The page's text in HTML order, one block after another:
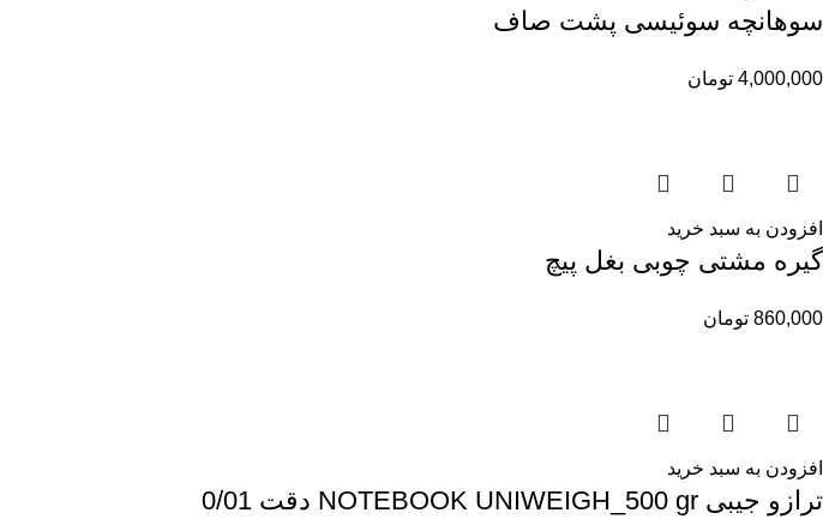
سوهانچه سوئیسی پشت صاف
4,000,000 تومان
افزودن به سبد خرید
گیره مشتی چوبی بغل پیچ
860,000 تومان
افزودن به سبد خرید
ترازو جیبی NOTEBOOK UNIWEIGH_500 gr دقت 0/01